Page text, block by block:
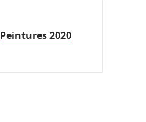
Peintures 2020